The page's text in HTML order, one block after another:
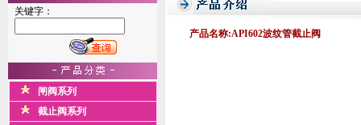
关键字：
闸阀系列
截止阀系列
产品名称:API602波纹管截止阀